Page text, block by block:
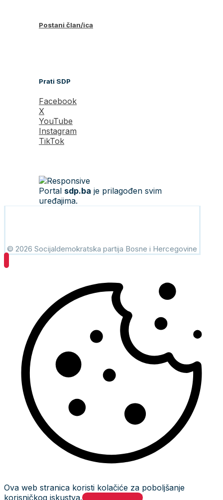
Postani član/ica
Prati SDP
Facebook
X
YouTube
Instagram
TikTok
Portal sdp.ba je prilagođen svim
uređajima.
© 2026 Socijaldemokratska partija Bosne i Hercegovine
Ova web stranica koristi kolačiće za poboljšanje
korisničkog iskustva.Prihvati i zatvori